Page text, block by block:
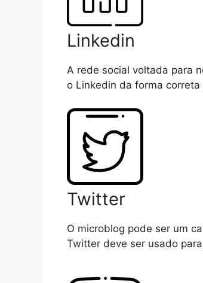
Linkedin
A rede social voltada para
o Linkedin da forma
Twitter
O microblog pode ser um
Twitter deve ser usado